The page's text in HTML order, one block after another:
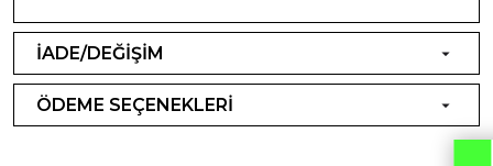
İADE/DEĞİŞİM
ÖDEME SEÇENEKLERİ